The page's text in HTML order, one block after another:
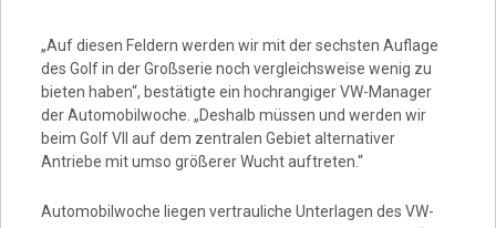
„Auf diesen Feldern werden wir mit der sechsten Auflage
des Golf in der Großserie noch vergleichsweise wenig zu
bieten haben“, bestätigte ein hochrangiger VW-Manager
der Automobilwoche. „Deshalb müssen und werden wir
beim Golf VII auf dem zentralen Gebiet alternativer
Antriebe mit umso größerer Wucht auftreten.“
Automobilwoche liegen vertrauliche Unterlagen des VW-